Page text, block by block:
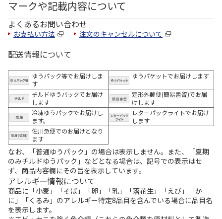
マークや記載内容について
よくあるお問い合わせ
お支払い方法 注文のキャンセルについて
配送情報について
ゆうパック等でお届けしま
す
ゆうパケットでお届けします
チルドゆうパックでお届け
します
定形外郵便(簡易書留)でお届
けします
冷凍ゆうパックでお届けし
ます。
レターパックライトでお届け
します
佐川急便でのお届けとなり
ます
なお、「普通ゆうパック」の場合は表示しません。また、「夏期
のみチルドゆうパック」などとなる場合は、記号での表示はせ
ず、商品内容欄にその旨を表示しています。
アレルギー情報について
商品に「小麦」「そば」「卵」「乳」「落花生」「えび」「か
に」「くるみ」のアレルギー特定8品目を含んでいる場合に品目名
を表示します。